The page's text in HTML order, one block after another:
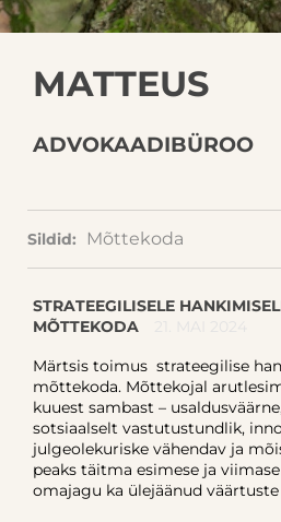
MATTEUS
ADVOKAADIBÜROO
Sildid: Mõttekoda
STRATEEGILISELE
MÕTTEKODA
Märtsis toimus strateegilise
mõttekoda. Mõttekojal
kuuest sambast –
sotsiaalselt vastutustundlik,
julgeolekuriske vähendav ja
peaks täitma esimese ja
omajagu ka ülejäänud